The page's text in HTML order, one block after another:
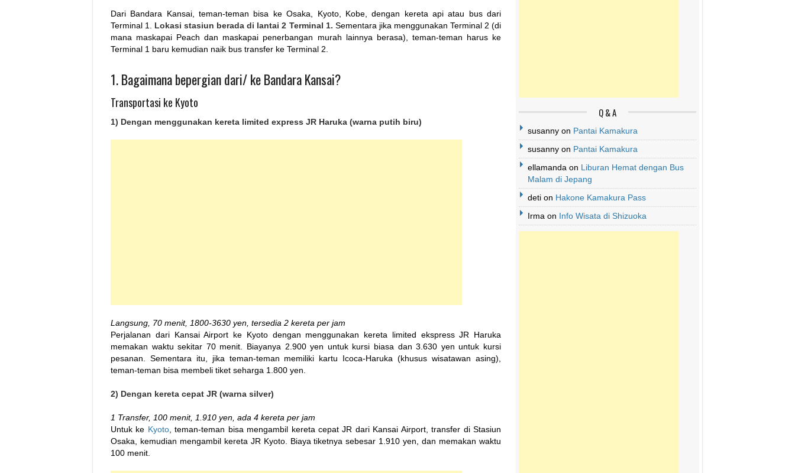
Dari Bandara Kansai, teman-teman bisa ke Osaka, Kyoto, Kobe, dengan kereta api atau bus dari
Terminal 1. Lokasi stasiun berada di lantai 2 Terminal 1. Sementara jika menggunakan Terminal 2 (di
mana maskapai Peach dan maskapai penerbangan murah lainnya berasa), teman-teman harus ke
Terminal 1 baru kemudian naik bus transfer ke Terminal 2.
1. Bagaimana bepergian dari/ ke Bandara Kansai?
Transportasi ke Kyoto
1) Dengan menggunakan kereta limited express JR Haruka (warna putih biru)
Langsung, 70 menit, 1800-3630 yen, tersedia 2 kereta per jam
Perjalanan dari Kansai Airport ke Kyoto dengan menggunakan kereta limited ekspress JR Haruka
memakan waktu sekitar 70 menit. Biayanya 2.900 yen untuk kursi biasa dan 3.630 yen untuk kursi
pesanan. Sementara itu, jika teman-teman memiliki kartu Icoca-Haruka (khusus wisatawan asing),
teman-teman bisa membeli tiket seharga 1.800 yen.
2) Dengan kereta cepat JR (warna silver)
1 Transfer, 100 menit, 1.910 yen, ada 4 kereta per jam
Untuk ke Kyoto, teman-teman bisa mengambil kereta cepat JR dari Kansai Airport, transfer di Stasiun
Osaka, kemudian mengambil kereta JR Kyoto. Biaya tiketnya sebesar 1.910 yen, dan memakan waktu
100 menit.
Q & A
susanny on Pantai Kamakura
susanny on Pantai Kamakura
ellamanda on Liburan Hemat dengan Bus
Malam di Jepang
deti on Hakone Kamakura Pass
Irma on Info Wisata di Shizuoka